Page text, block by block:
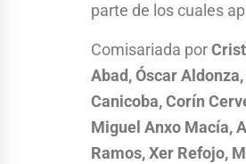
parte de los cuales
Comisariada por
Abad, Óscar
Canicoba, Corín
Miguel Anxo Macía,
Ramos, Xer Refojo,